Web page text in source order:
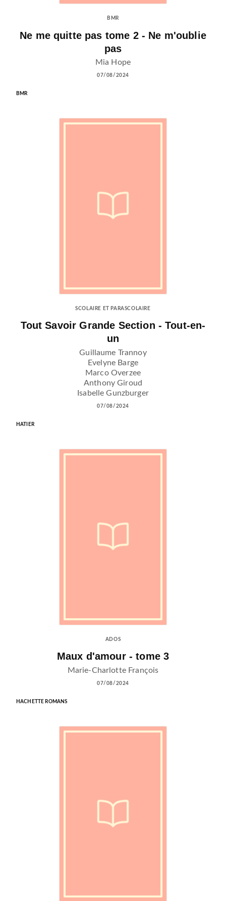
BMR
Ne me quitte pas tome 2 - Ne m'oublie
pas
Mia Hope
07/08/2024
BMR
SCOLAIRE ET PARASCOLAIRE
Tout Savoir Grande Section - Tout-en-
un
Guillaume Trannoy
Evelyne Barge
Marco Overzee
Anthony Giroud
Isabelle Gunzburger
07/08/2024
HATIER
ADOS
Maux d'amour - tome 3
Marie-Charlotte François
07/08/2024
HACHETTE ROMANS